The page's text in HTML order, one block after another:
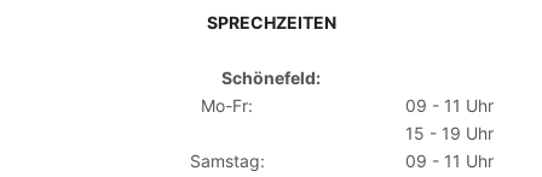
SPRECHZEITEN
Schönefeld:
Mo-Fr:
09 - 11 Uhr
15 - 19 Uhr
Samstag:
09 - 11 Uhr